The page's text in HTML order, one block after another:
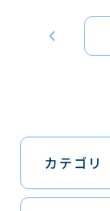
カテゴリ